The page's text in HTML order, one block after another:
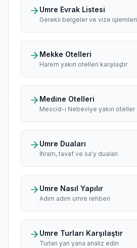
Umre Evrak Listesi
Gerekli belgeler ve vize işlemleri
Mekke Otelleri
Harem yakın otelleri karşılaştır
Medine Otelleri
Mescid-i Nebeviye yakın oteller
Umre Duaları
İhram, tavaf ve sa'y duaları
Umre Nasıl Yapılır
Adım adım umre rehberi
Umre Turları Karşılaştır
Turları yan yana analiz edin